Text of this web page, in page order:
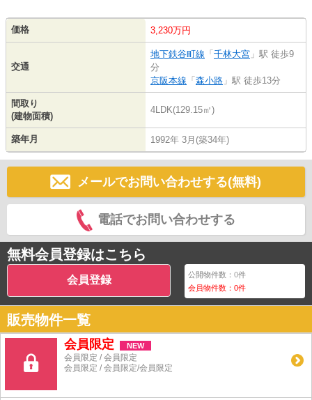
価格 3,230万円
交通
地下鉄谷町線 「 千林大宮 」駅 徒歩9
分
京阪本線 「 森小路 」駅 徒歩13分
間取り
(建物面積)
4LDK(129.15㎡)
築年月 1992年 3月(築34年)
メールでお問い合わせする(無料)
電話でお問い合わせする
無料会員登録はこちら
会員登録 公開物件数：0件
会員物件数：0件
販売物件一覧
会員限定 NEW
会員限定 /会員限定
会員限定 /会員限定/会員限定